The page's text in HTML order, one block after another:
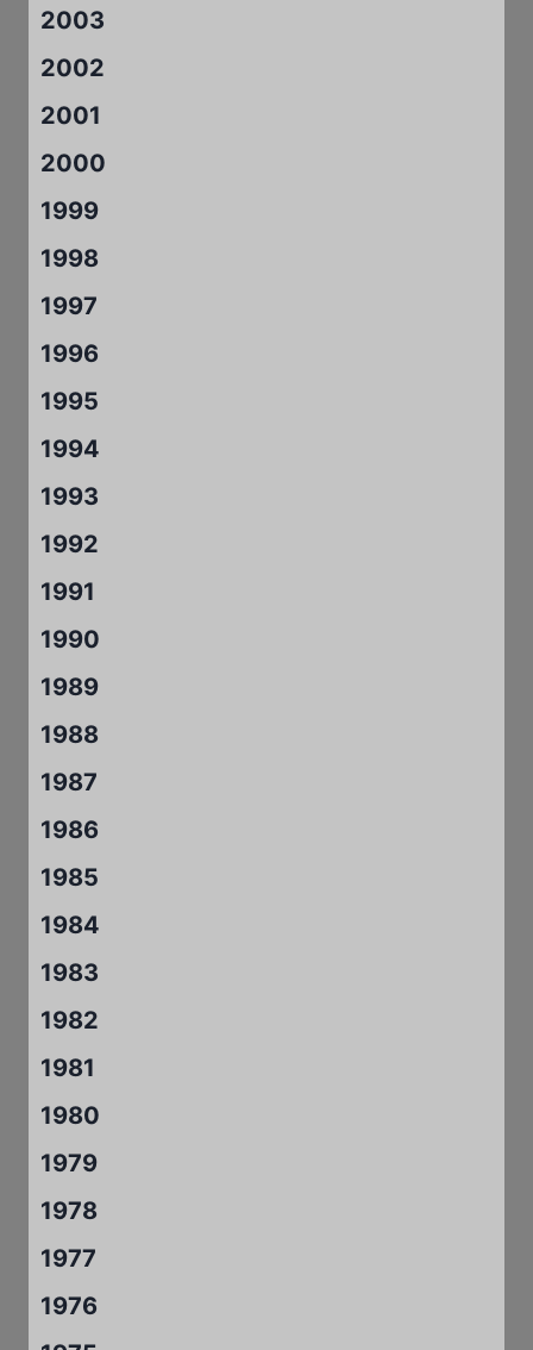
2003
2002
2001
2000
1999
1998
1997
1996
1995
1994
1993
1992
1991
1990
1989
1988
1987
1986
1985
1984
1983
1982
1981
1980
1979
1978
1977
1976